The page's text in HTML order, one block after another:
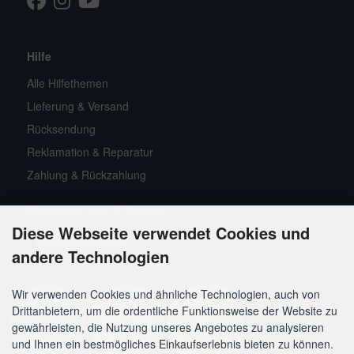
Hilfe
Alle Hilfethemen
Lieferung & Versand
Rücksendung
Reklamation & Reparatur
Zahlung & Rückzahlung
Allgemeine Infos & Services
Widerrufsformular
Diese Webseite verwendet Cookies und
andere Technologien
Wir verwenden Cookies und ähnliche Technologien, auch von
Drittanbietern, um die ordentliche Funktionsweise der Website zu
gewährleisten, die Nutzung unseres Angebotes zu analysieren
und Ihnen ein bestmögliches Einkaufserlebnis bieten zu können.